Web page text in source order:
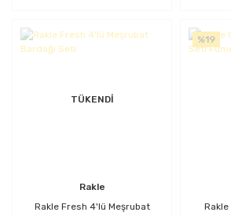
TÜKENDİ
Rakle
Rakle Fresh 4'lü Meşrubat
%19
Rakle